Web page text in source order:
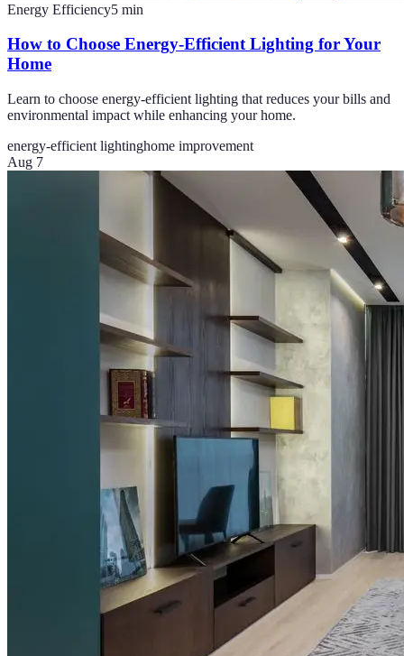
Energy Efficiency5 min
How to Choose Energy-Efficient Lighting for Your
Home
Learn to choose energy-efficient lighting that reduces your bills and
environmental impact while enhancing your home.
energy-efficient lightinghome improvement
Aug 7